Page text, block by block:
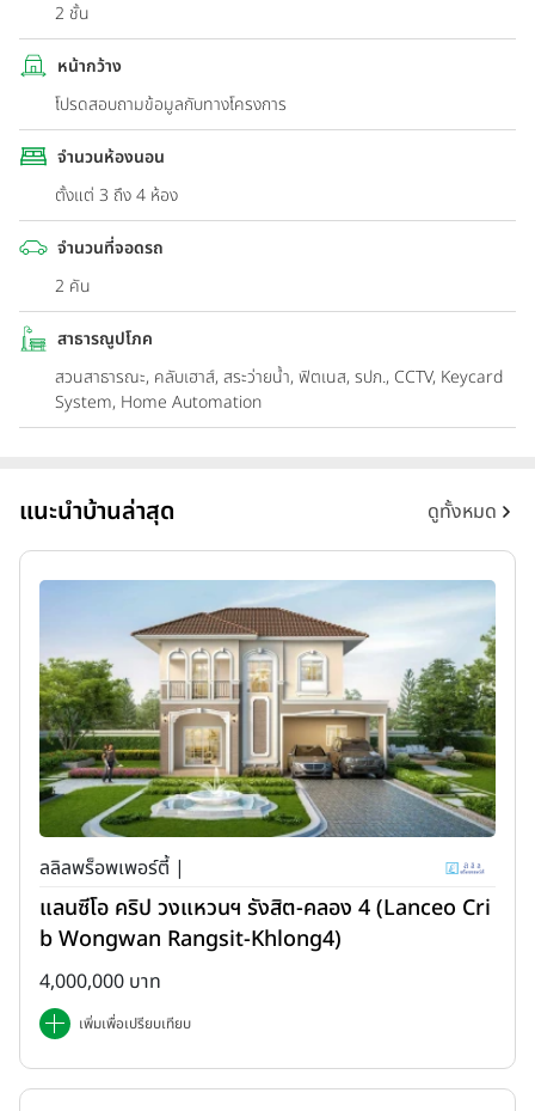
2 ชั้น
หน้ากว้าง
โปรดสอบถามข้อมูลกับทางโครงการ
จำนวนห้องนอน
ตั้งแต่ 3 ถึง 4 ห้อง
จำนวนที่จอดรถ
2 คัน
สาธารณูปโภค
สวนสาธารณะ, คลับเฮาส์, สระว่ายน้ำ, ฟิตเนส, รปภ., CCTV, Keycard
System, Home Automation
แนะนำบ้านล่าสุด ดูทั้งหมด
ลลิลพร็อพเพอร์ตี้ |
แลนซีโอ คริป วงแหวนฯ รังสิต-คลอง 4 (Lanceo Cri
b Wongwan Rangsit-Khlong4)
4,000,000 บาท
เพิ่มเพื่อเปรียบเทียบ